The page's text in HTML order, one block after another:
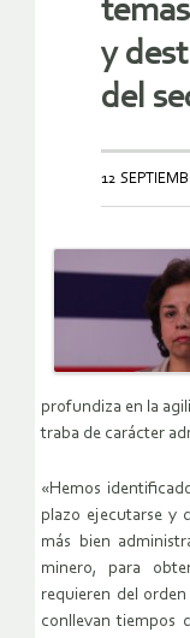
y
del
12
profundiza en la
traba de carácter
«Hemos
plazo ejecutarse y
más bien
minero, para
requieren del
conllevan tiempos